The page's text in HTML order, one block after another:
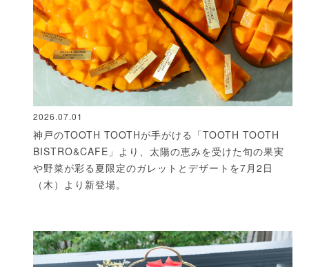
2026.07.01
神戸のTOOTH TOOTHが手がける「TOOTH TOOTH
BISTRO&CAFE」より、太陽の恵みを受けた旬の果実
や野菜が彩る夏限定のガレットとデザートを7月2日
（木）より新登場。